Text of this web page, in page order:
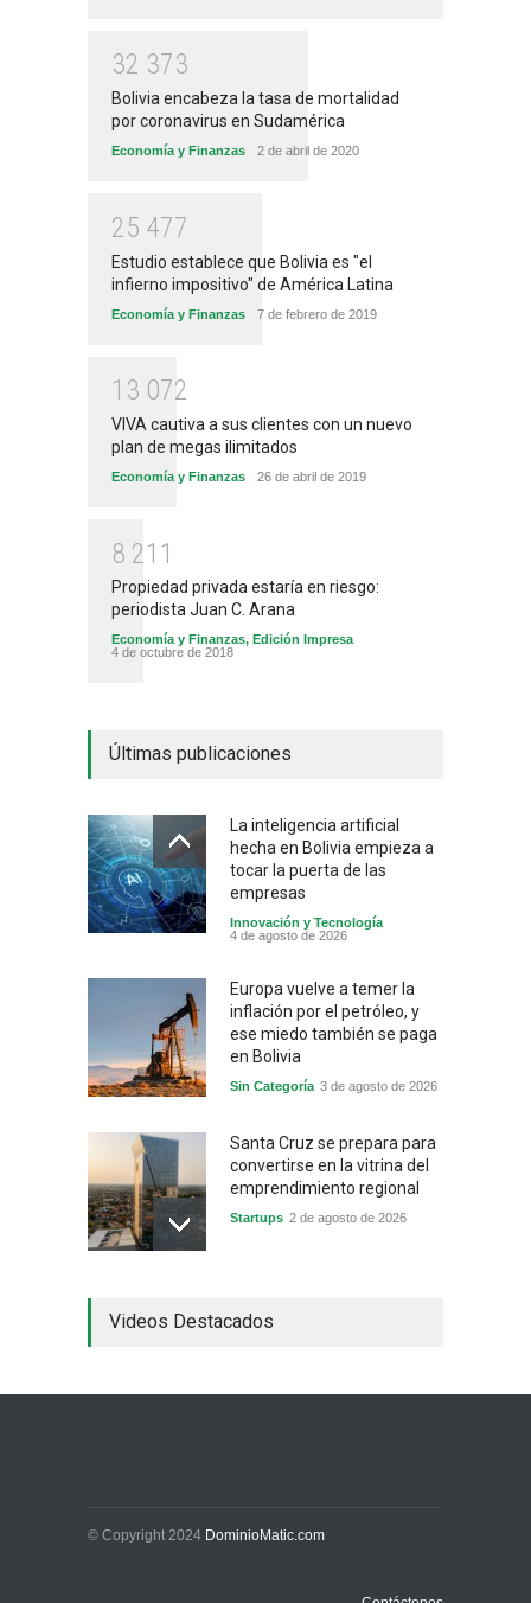
32 373
Bolivia encabeza la tasa de mortalidad
por coronavirus en Sudamérica
Economía y Finanzas 2 de abril de 2020
25 477
Estudio establece que Bolivia es "el
infierno impositivo" de América Latina
Economía y Finanzas 7 de febrero de 2019
1 3 072
VIVA cautiva a sus clientes con un nuevo
plan de megas ilimitados
Economía y Finanzas 26 de abril de 2019
8 21 1
Propiedad privada estaría en riesgo:
periodista Juan C. Arana
Economía y Finanzas, Edición Impresa
4 de octubre de 2018
Últimas publicaciones
La inteligencia artificial
hecha en Bolivia empieza a
tocar la puerta de las
empresas
Innovación y Tecnología
4 de agosto de 2026
Europa vuelve a temer la
inflación por el petróleo, y
ese miedo también se paga
en Bolivia
Sin Categoría 3 de agosto de 2026
Santa Cruz se prepara para
convertirse en la vitrina del
emprendimiento regional
Startups 2 de agosto de 2026
industrial y el golpe puede
Sin Categoría 1 de agosto de 2026
Videos Destacados
© Copyright 2024 DominioMatic.com